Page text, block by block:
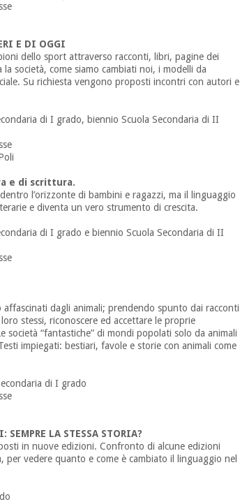
E DI OGGI
dello sport attraverso racconti, libri, pagine dei
la società, come siamo cambiati noi, i modelli da
Su richiesta vengono proposti incontri con autori e
di I grado, biennio Scuola Secondaria di II
e di scrittura.
l’orizzonte di bambini e ragazzi, ma il linguaggio
e diventa un vero strumento di crescita.
di I grado e biennio Scuola Secondaria di II
dagli animali; prendendo spunto dai racconti
stessi, riconoscere ed accettare le proprie
società “fantastiche” di mondi popolati solo da animali
impiegati: bestiari, favole e storie con animali come
di I grado
SEMPRE LA STESSA STORIA?
in nuove edizioni. Confronto di alcune edizioni
per vedere quanto e come è cambiato il linguaggio nel